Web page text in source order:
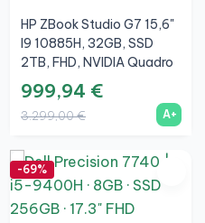
HP ZBook Studio G7 15,6"
I9 10885H, 32GB, SSD
2TB, FHD, NVIDIA Quadro
T2000 Max-Q 4GB, A+
999,94 €
3.299,00 € A+
-69%